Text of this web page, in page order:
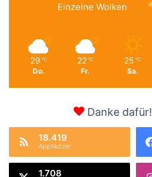
Einzelne Wolken
29 ℃
Do.
22 ℃
Fr.
25 ℃
Sa.
Danke dafür!
18.419
AppNutzer
1.708